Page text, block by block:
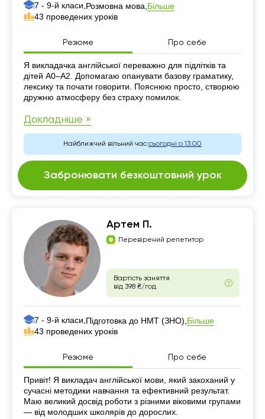
7 - 9-й класи, Розмовна мова, Більше
43 проведених уроків
Резюме Про себе
Резюме
Я викладачка англійської переважно для підлітків та
дітей A0–A2. Допомагаю опанувати базову граматику,
лексику та почати говорити. Пояснюю просто, створюю
дружню атмосферу без страху помилок.
Докладніше »
Найближчий вільний час:сьогодні о 13:00
Забронювати безкоштовний урок
Артем П.
Перевірений репетитор
Вартість заняття
від 398 ₴/год
7 - 9-й класи, Підготовка до НМТ (ЗНО), Більше
43 проведених уроків
Резюме Про себе
Резюме
Привіт! Я викладач англійської мови, який закоханий у
сучасні методики навчання та ефективний результат.
Маю великий досвід роботи з різними віковими групами
— від молодших школярів до дорослих.